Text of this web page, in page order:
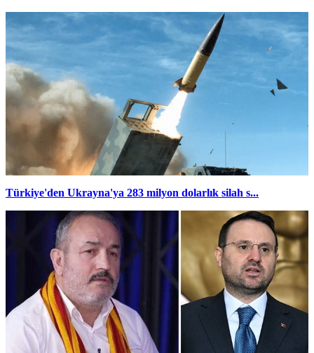
Türkiye'den Ukrayna'ya 283 milyon dolarlık silah s...